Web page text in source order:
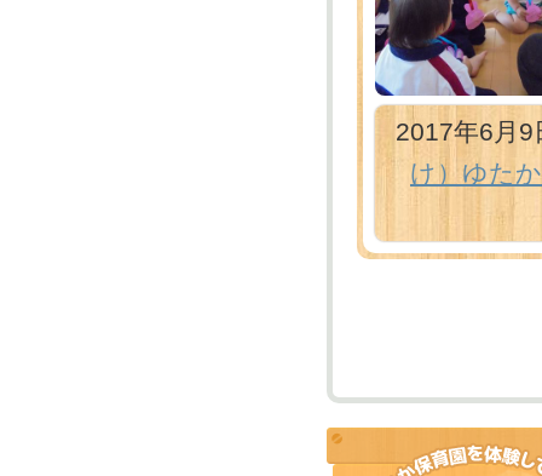
2017年6月
け）ゆた